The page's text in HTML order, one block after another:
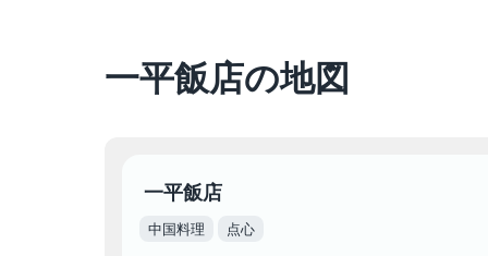
一平飯店の地図
一平飯店
中国料理 点心